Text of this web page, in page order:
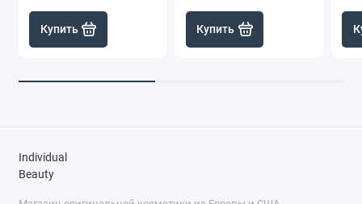
Купить Купить
Individual
Beauty